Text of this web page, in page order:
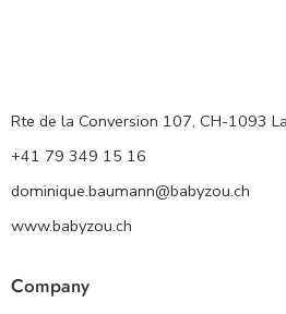
Rte de la Conversion 107, CH-1093
+41 79 349 15 16
dominique.baumann@babyzou.ch
www.babyzou.ch
Company